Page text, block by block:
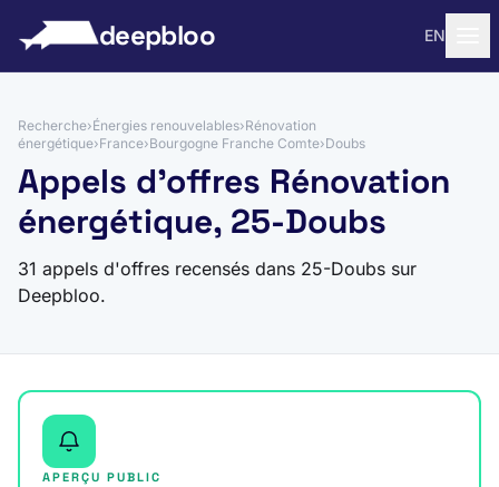
deepbloo EN
Recherche›Énergies renouvelables›Rénovation
énergétique›France›Bourgogne Franche Comte›Doubs
Appels d'offres Rénovation
énergétique, 25-Doubs
31 appels d'offres recensés dans 25-Doubs sur
Deepbloo.
APERÇU PUBLIC